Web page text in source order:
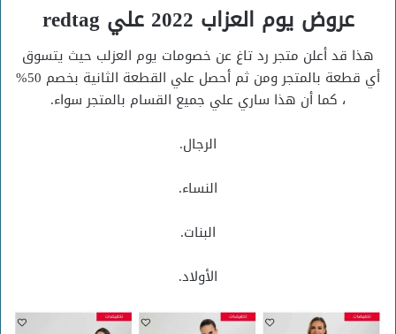
عروض يوم العزاب 2022 علي redtag
هذا قد أعلن متجر رد تاغ عن خصومات يوم العزلب حيث يتسوق
أي قطعة بالمتجر ومن ثم أحصل علي القطعة الثانية بخصم 50%
، كما أن هذا ساري علي جميع القسام بالمتجر سواء.
الرجال.
النساء.
البنات.
الأولاد.